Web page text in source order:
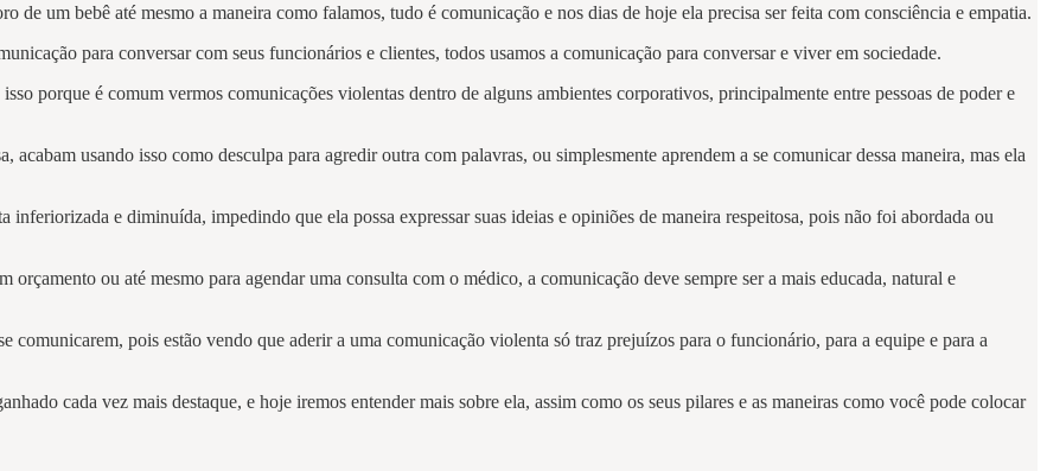
de um bebê até mesmo a maneira como falamos, tudo é comunicação e nos dias de hoje ela precisa ser feita com consciência e empatia.
para conversar com seus funcionários e clientes, todos usamos a comunicação para conversar e viver em sociedade.
porque é comum vermos comunicações violentas dentro de alguns ambientes corporativos, principalmente entre pessoas de poder e
acabam usando isso como desculpa para agredir outra com palavras, ou simplesmente aprendem a se comunicar dessa maneira, mas ela
e diminuída, impedindo que ela possa expressar suas ideias e opiniões de maneira respeitosa, pois não foi abordada ou
orçamento ou até mesmo para agendar uma consulta com o médico, a comunicação deve sempre ser a mais educada, natural e
comunicarem, pois estão vendo que aderir a uma comunicação violenta só traz prejuízos para o funcionário, para a equipe e para a
cada vez mais destaque, e hoje iremos entender mais sobre ela, assim como os seus pilares e as maneiras como você pode colocar